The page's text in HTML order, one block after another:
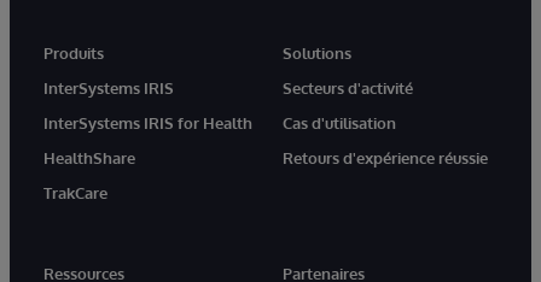
Produits
InterSystems IRIS
InterSystems IRIS for Health
HealthShare
TrakCare
Solutions
Secteurs d'activité
Cas d'utilisation
Retours d'expérience réussie
Ressources
Partenaires